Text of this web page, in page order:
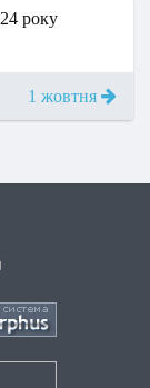
року
1 жовтня